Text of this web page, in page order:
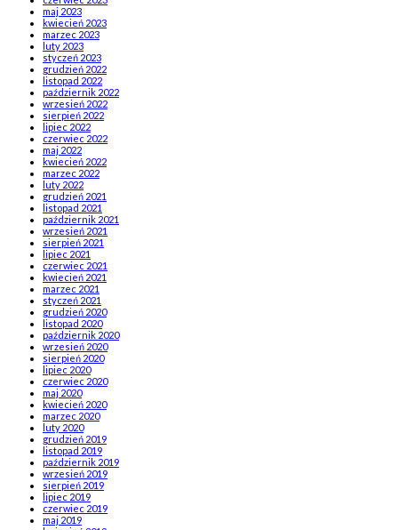
maj 2023
kwiecień 2023
marzec 2023
luty 2023
styczeń 2023
grudzień 2022
listopad 2022
październik 2022
wrzesień 2022
sierpień 2022
lipiec 2022
czerwiec 2022
maj 2022
kwiecień 2022
marzec 2022
luty 2022
grudzień 2021
listopad 2021
październik 2021
wrzesień 2021
sierpień 2021
lipiec 2021
czerwiec 2021
kwiecień 2021
marzec 2021
styczeń 2021
grudzień 2020
listopad 2020
październik 2020
wrzesień 2020
sierpień 2020
lipiec 2020
czerwiec 2020
maj 2020
kwiecień 2020
marzec 2020
luty 2020
grudzień 2019
listopad 2019
październik 2019
wrzesień 2019
sierpień 2019
lipiec 2019
czerwiec 2019
maj 2019